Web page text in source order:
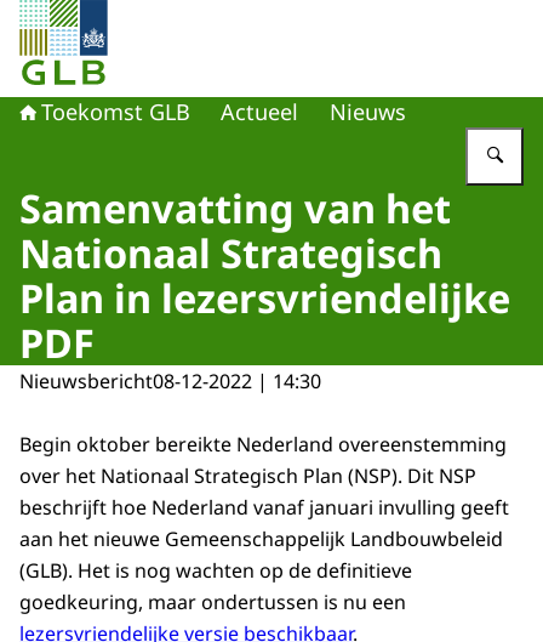
Naar de homepage van Toekomst GLB
Toekomst GLB Actueel Nieuws
Samenvatting van het
Nationaal Strategisch
Plan in lezersvriendelijke
PDF
Nieuwsbericht08-12-2022 | 14:30
Begin oktober bereikte Nederland overeenstemming
over het Nationaal Strategisch Plan (NSP). Dit NSP
beschrijft hoe Nederland vanaf januari invulling geeft
aan het nieuwe Gemeenschappelijk Landbouwbeleid
(GLB). Het is nog wachten op de definitieve
goedkeuring, maar ondertussen is nu een
lezersvriendelijke versie beschikbaar.